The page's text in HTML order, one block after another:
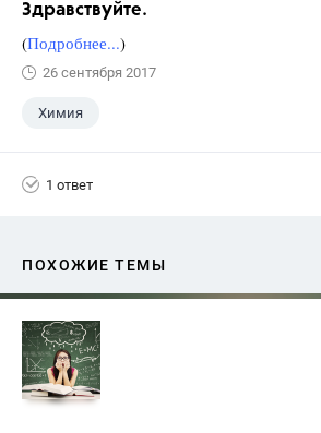
Здравствуйте.
(Подробнее...)
26 сентября 2017
Химия
1 ответ
ПОХОЖИЕ ТЕМЫ